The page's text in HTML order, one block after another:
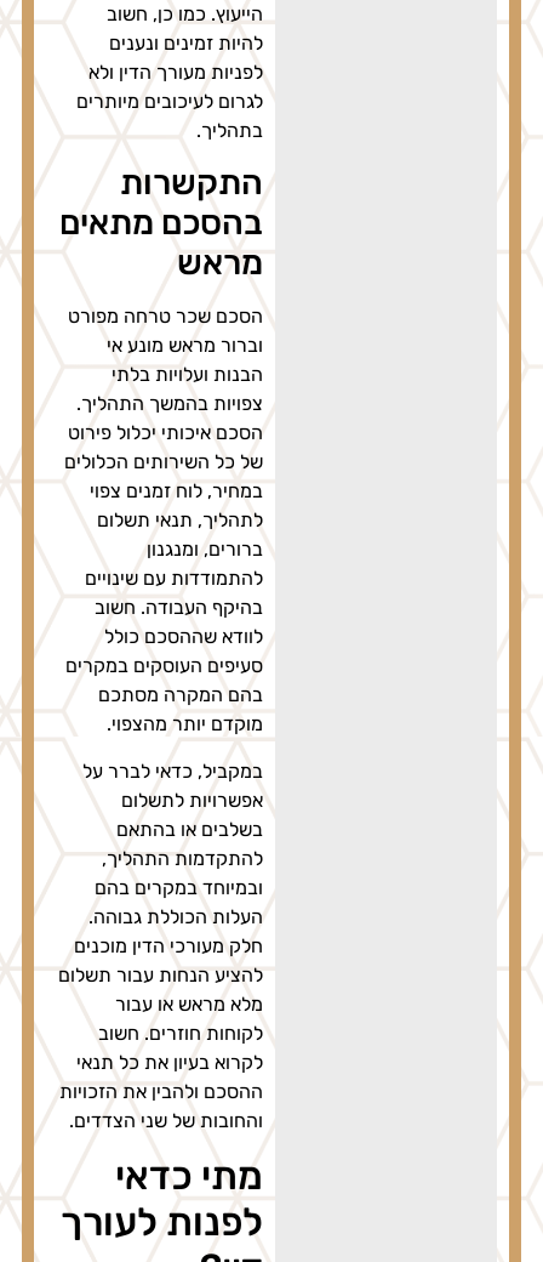
הייעוץ. כמו כן, חשוב
להיות זמינים ונענים
לפניות מעורך הדין ולא
לגרום לעיכובים מיותרים
התקשרות
בהסכם מתאים
מראש
הסכם שכר טרחה מפורט
וברור מראש מונע אי
הבנות ועלויות בלתי
צפויות בהמשך התהליך.
הסכם איכותי יכלול פירוט
של כל השירותים הכלולים
במחיר, לוח זמנים צפוי
לתהליך, תנאי תשלום
ברורים, ומנגנון
להתמודדות עם שינויים
בהיקף העבודה. חשוב
לוודא שההסכם כולל
סעיפים העוסקים במקרים
בהם המקרה מסתכם
מוקדם יותר מהצפוי.
במקביל, כדאי לברר על
אפשרויות לתשלום
בשלבים או בהתאם
להתקדמות התהליך,
ובמיוחד במקרים בהם
העלות הכוללת גבוהה.
חלק מעורכי הדין מוכנים
להציע הנחות עבור תשלום
מלא מראש או עבור
לקוחות חוזרים. חשוב
לקרוא בעיון את כל תנאי
ההסכם ולהבין את הזכויות
והחובות של שני הצדדים.
מתי כדאי
לפנות לעורך